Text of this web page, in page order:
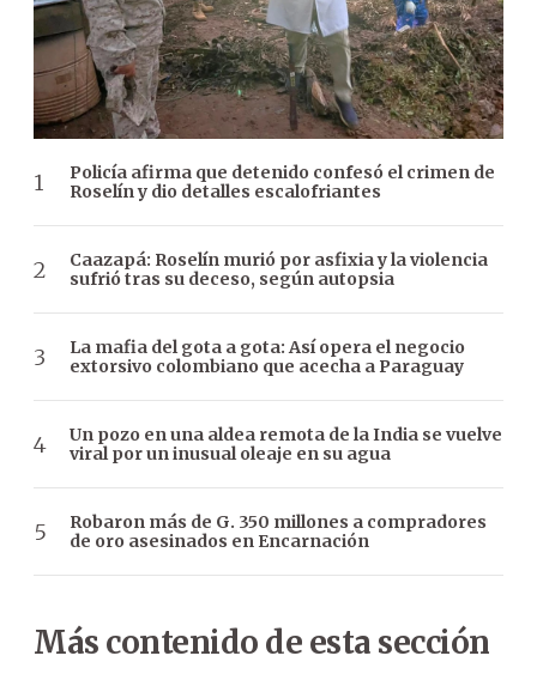
Policía afirma que detenido confesó el crimen de
Roselín y dio detalles escalofriantes
Caazapá: Roselín murió por asfixia y la violencia
sufrió tras su deceso, según autopsia
La mafia del gota a gota: Así opera el negocio
extorsivo colombiano que acecha a Paraguay
Un pozo en una aldea remota de la India se vuelve
viral por un inusual oleaje en su agua
Robaron más de G. 350 millones a compradores
de oro asesinados en Encarnación
Más contenido de esta sección